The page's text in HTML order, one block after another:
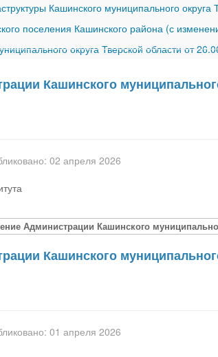
Кашинского муниципального округа
поселения Кашинского района (с
округа Тверской области от
Кашинского
02 апреля 2026
Администрации Кашинского
Кашинского
01 апреля 2026